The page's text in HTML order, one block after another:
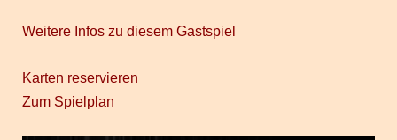
Weitere Infos zu diesem Gastspiel
Karten reservieren
Zum Spielplan